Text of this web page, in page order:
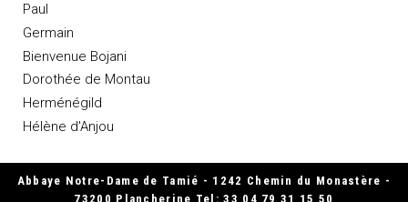
Paul
Germain
Bienvenue Bojani
Dorothée de Montau
Herménégild
Hélène d'Anjou
Abbaye Notre-Dame de Tamié - 1242 Chemin du Monastère -
73200 Plancherine Tel: 33 04 79 31 15 50